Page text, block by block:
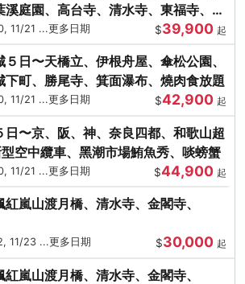
庭園、高台寺、清水寺、東福寺、伊
11/21 ...更多日期 $39,900 起
日〜天橋立、伊根舟屋、傘松公園、
下町、勝尾寺、箕面瀑布、燒肉食放題
11/21 ...更多日期 $42,900 起
日〜京、阪、神、奈良四都、和歌山超
空中纜車、黑潮市場鮪魚秀、啖螃蟹
11/21 ...更多日期 $44,900 起
嵐山渡月橋、清水寺、金閣寺、
11/23 ...更多日期 $30,000 起
嵐山渡月橋、清水寺、金閣寺、